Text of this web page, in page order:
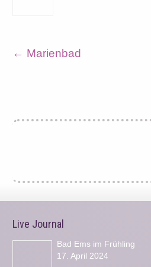
← Marienbad
Live Journal
Bad Ems im Frühling
17. April 2024